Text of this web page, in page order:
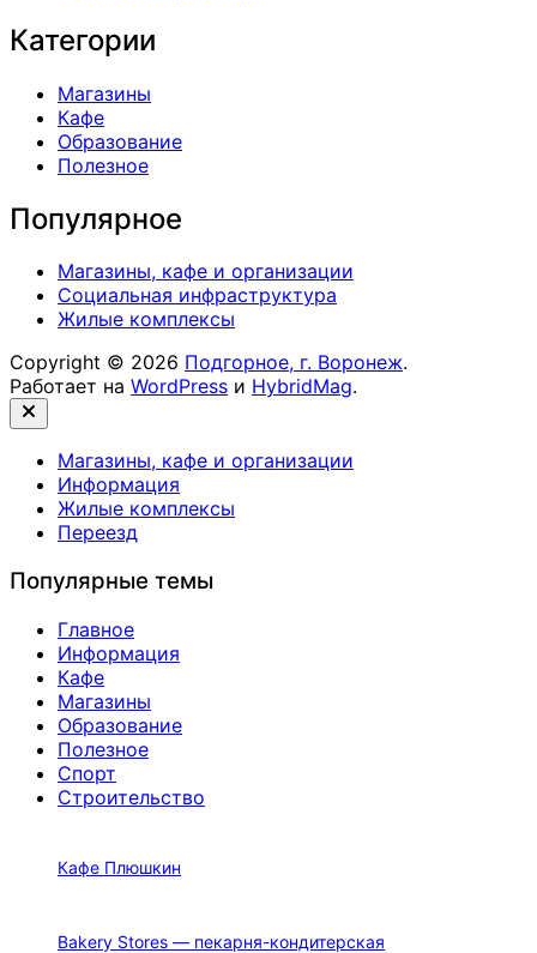
Категории
Магазины
Кафе
Образование
Полезное
Популярное
Магазины, кафе и организации
Социальная инфраструктура
Жилые комплексы
Copyright © 2026 Подгорное, г. Воронеж.
Работает на WordPress и HybridMag.
Закрыть
Магазины, кафе и организации
Информация
Жилые комплексы
Переезд
Популярные темы
Главное
Информация
Кафе
Магазины
Образование
Полезное
Спорт
Строительство
Кафе Плюшкин
Bakery Stores — пекарня-кондитерская